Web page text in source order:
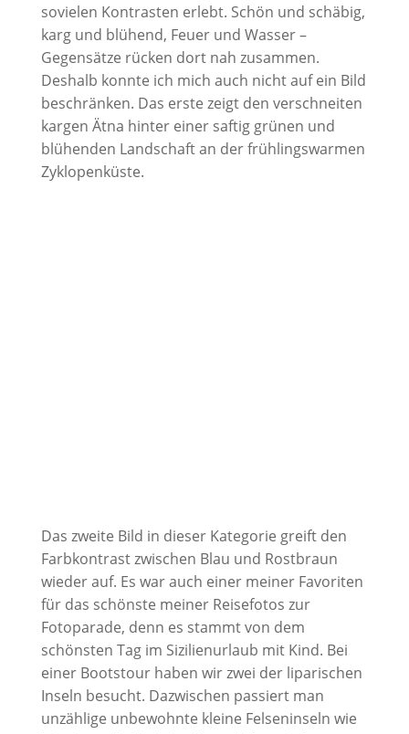
sovielen Kontrasten erlebt. Schön und schäbig,
karg und blühend, Feuer und Wasser –
Gegensätze rücken dort nah zusammen.
Deshalb konnte ich mich auch nicht auf ein Bild
beschränken. Das erste zeigt den verschneiten
kargen Ätna hinter einer saftig grünen und
blühenden Landschaft an der frühlingswarmen
Zyklopenküste.
Das zweite Bild in dieser Kategorie greift den
Farbkontrast zwischen Blau und Rostbraun
wieder auf. Es war auch einer meiner Favoriten
für das schönste meiner Reisefotos zur
Fotoparade, denn es stammt von dem
schönsten Tag im Sizilienurlaub mit Kind. Bei
einer Bootstour haben wir zwei der liparischen
Inseln besucht. Dazwischen passiert man
unzählige unbewohnte kleine Felseninseln wie